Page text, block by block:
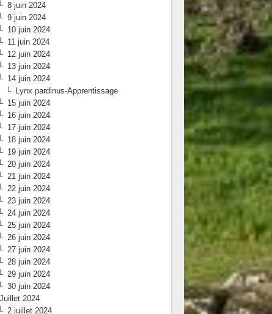
8 juin 2024
9 juin 2024
10 juin 2024
11 juin 2024
12 juin 2024
13 juin 2024
14 juin 2024
Lynx pardinus-Apprentissage
15 juin 2024
16 juin 2024
17 juin 2024
18 juin 2024
19 juin 2024
20 juin 2024
21 juin 2024
22 juin 2024
23 juin 2024
24 juin 2024
25 juin 2024
26 juin 2024
27 juin 2024
28 juin 2024
29 juin 2024
30 juin 2024
Juillet 2024
2 juillet 2024